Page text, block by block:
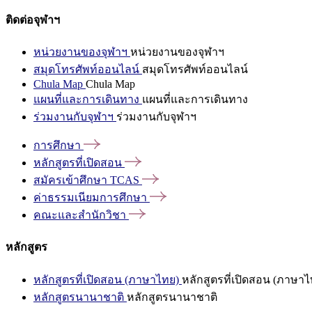
ติดต่อจุฬาฯ
หน่วยงานของจุฬาฯ หน่วยงานของจุฬาฯ
สมุดโทรศัพท์ออนไลน์ สมุดโทรศัพท์ออนไลน์
Chula Map Chula Map
แผนที่และการเดินทาง แผนที่และการเดินทาง
ร่วมงานกับจุฬาฯ ร่วมงานกับจุฬาฯ
การศึกษา
หลักสูตรที่เปิดสอน
สมัครเข้าศึกษา TCAS
ค่าธรรมเนียมการศึกษา
คณะและสำนักวิชา
หลักสูตร
หลักสูตรที่เปิดสอน (ภาษาไทย) หลักสูตรที่เปิดสอน (ภาษาไ
หลักสูตรนานาชาติ หลักสูตรนานาชาติ